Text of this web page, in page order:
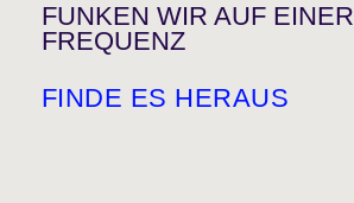
FUNKEN WIR AUF EINER
FREQUENZ
FINDE ES HERAUS